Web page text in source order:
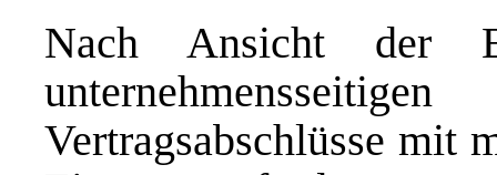
Nach Ansicht der
Vertragsabschlüsse mit